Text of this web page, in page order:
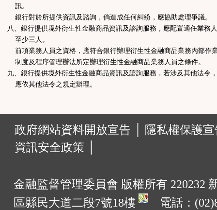
訊。
銀行對於所提供資訊及諮詢，倘造成任何糾紛，應協助處理爭議。
八、銀行提供境外衍生性金融商品資訊及諮詢服務，應配置適任業務
至少三人。
前項業務人員之資格，應符合銀行辦理衍生性金融商品業務內部作
制度及程序管理辦法所定辦理衍生性金融商品業務人員之條件。
九、銀行提供境外衍生性金融商品資訊及諮詢服務，若涉及其他法令
應依其他法令之規定辦理。
政府網站資料開放宣告 │
隱私權保護
資訊安全政策 │
金融監督管理委員會 版權所有 220232
區縣民大道二段7號18樓
電話：